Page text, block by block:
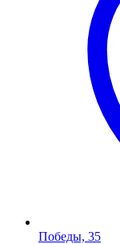
Победы, 35